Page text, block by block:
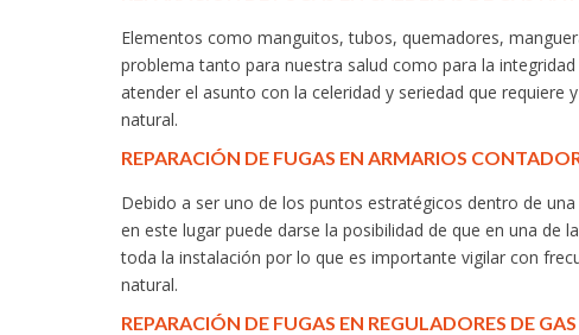
Elementos como manguitos, tubos, quemadores,
problema tanto para nuestra salud como para la
atender el asunto con la celeridad y seriedad que
natural.
REPARACIÓN DE FUGAS EN ARMARIOS
Debido a ser uno de los puntos estratégicos dentro de
en este lugar puede darse la posibilidad de que en una de
toda la instalación por lo que es importante vigilar con
natural.
REPARACIÓN DE FUGAS EN REGULADORES DE